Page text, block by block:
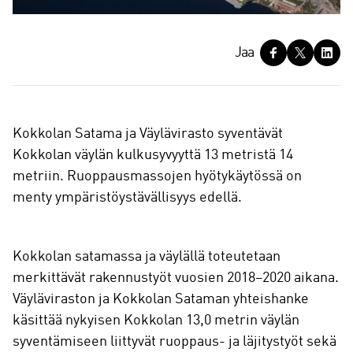
a
Jaa
Kokkolan Satama ja Väylävirasto syventävät
Kokkolan väylän kulkusyvyyttä 13 metristä 14
metriin. Ruoppausmassojen hyötykäytössä on
menty ympäristöystävällisyys edellä.
Kokkolan satamassa ja väylällä toteutetaan
merkittävät rakennustyöt vuosien 2018–2020 aikana.
Väyläviraston ja Kokkolan Sataman yhteishanke
käsittää nykyisen Kokkolan 13,0 metrin väylän
syventämiseen liittyvät ruoppaus- ja läjitystyöt sekä